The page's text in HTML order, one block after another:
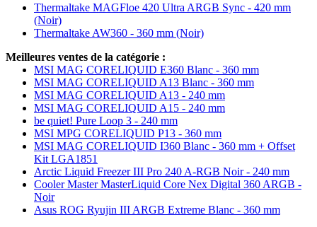
Thermaltake MAGFloe 420 Ultra ARGB Sync - 420 mm
(Noir)
Thermaltake AW360 - 360 mm (Noir)
Meilleures ventes de la catégorie :
MSI MAG CORELIQUID E360 Blanc - 360 mm
MSI MAG CORELIQUID A13 Blanc - 360 mm
MSI MAG CORELIQUID A13 - 240 mm
MSI MAG CORELIQUID A15 - 240 mm
be quiet! Pure Loop 3 - 240 mm
MSI MPG CORELIQUID P13 - 360 mm
MSI MAG CORELIQUID I360 Blanc - 360 mm + Offset
Kit LGA1851
Arctic Liquid Freezer III Pro 240 A-RGB Noir - 240 mm
Cooler Master MasterLiquid Core Nex Digital 360 ARGB -
Noir
Asus ROG Ryujin III ARGB Extreme Blanc - 360 mm